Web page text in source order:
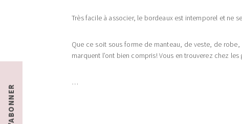
Très facile à associer, le bordeaux est intemporel et ne
Que ce soit sous forme de manteau, de veste, de
marquent l’ont bien compris! Vous en trouverez chez
…
S'ABONNER